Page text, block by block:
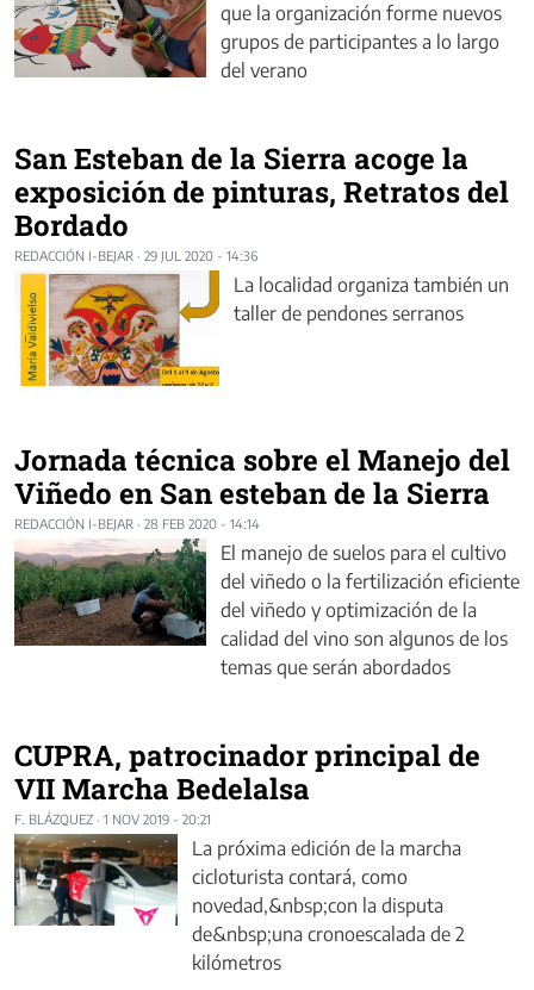
que la organización forme nuevos
grupos de participantes a lo largo
del verano
San Esteban de la Sierra acoge la
exposición de pinturas, Retratos del
Bordado
REDACCIÓN I-BEJAR · 29 JUL 2020 - 14:36
La localidad organiza también un
taller de pendones serranos
Jornada técnica sobre el Manejo del
Viñedo en San esteban de la Sierra
REDACCIÓN I-BEJAR · 28 FEB 2020 - 14:14
El manejo de suelos para el cultivo
del viñedo o la fertilización eficiente
del viñedo y optimización de la
calidad del vino son algunos de los
temas que serán abordados
CUPRA, patrocinador principal de
VII Marcha Bedelalsa
F. BLÁZQUEZ · 1 NOV 2019 - 20:21
La próxima edición de la marcha
cicloturista contará, como
novedad,&nbsp;con la disputa
de&nbsp;una cronoescalada de 2
kilómetros